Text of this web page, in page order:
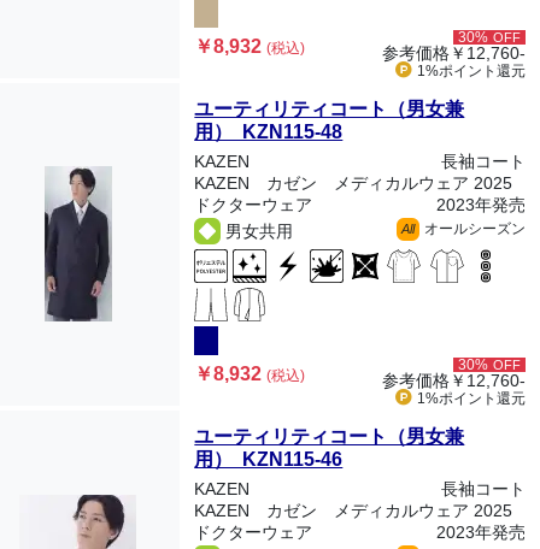
￥8,932(税込)
30% OFF
参考価格￥12,760-
1%ポイント 還元
ユーティリティコート（男女兼
用） KZN115-48
KAZEN
長袖コート
KAZEN カゼン メディカルウェア 2025
ドクターウェア
2023年発売
男女共用
All オールシーズン
￥8,932(税込)
30% OFF
参考価格￥12,760-
1%ポイント 還元
ユーティリティコート（男女兼
用） KZN115-46
KAZEN
長袖コート
KAZEN カゼン メディカルウェア 2025
ドクターウェア
2023年発売